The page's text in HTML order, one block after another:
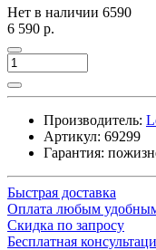
Нет в наличии 6590
6 590 р.
Производитель:
Артикул: 69299
Гарантия:
Быстрая доставка
Оплата любым
Скидка по запросу
Бесплатная